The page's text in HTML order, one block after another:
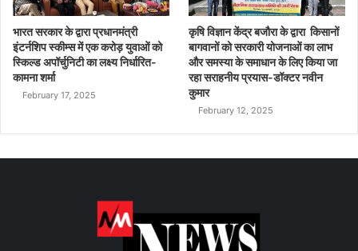
भारत सरकार के द्वारा प्रधानमंत्री
इंटर्नशिप स्कीम्स में एक करोड़ युवाओं को
स्किल्ड अपॉर्चुनिटी का लक्ष्य निर्धारित-
कामना शर्मा
February 17, 2025
कृषि विज्ञान केंद्र बजौरा के द्वारा किसानों
बागवानों को सरकारी योजनाओं का लाभ
और समस्या के समाधान के लिए किया जा
रहा सराहनीय प्रयास-डॉक्टर नवीन
कुमार
February 12, 2025